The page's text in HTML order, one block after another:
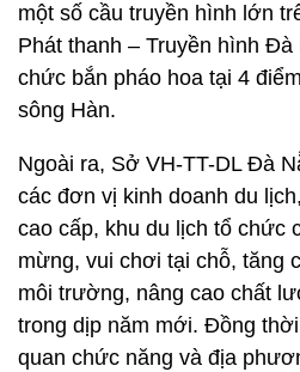
một số cầu truyền hình lớn
Phát thanh – Truyền hình Đà
chức bắn pháo hoa tại 4
sông Hàn.
Ngoài ra, Sở VH-TT-DL Đà
các đơn vị kinh doanh du
cao cấp, khu du lịch tổ chức
mừng, vui chơi tại chỗ, tăng
môi trường, nâng cao chất
trong dịp năm mới. Đồng
quan chức năng và địa